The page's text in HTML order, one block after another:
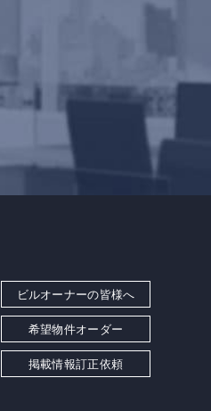
ビルオーナーの皆様へ
希望物件オーダー
掲載情報訂正依頼